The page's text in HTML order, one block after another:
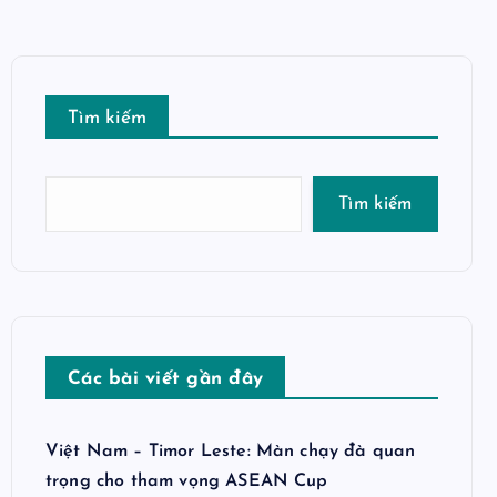
Tìm kiếm
Tìm kiếm
Các bài viết gần đây
Việt Nam – Timor Leste: Màn chạy đà quan
trọng cho tham vọng ASEAN Cup